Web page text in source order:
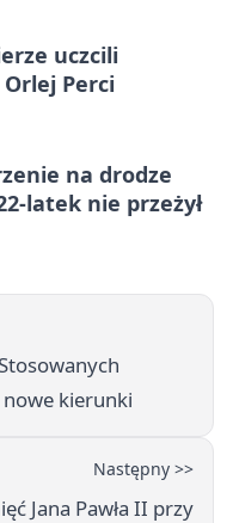
uczcili
Perci
na drodze
latek nie przeżył
kierunki
Następny >>
Jana Pawła II przy